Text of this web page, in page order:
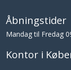
Åbningstider
Mandag til Fredag
Kontor i